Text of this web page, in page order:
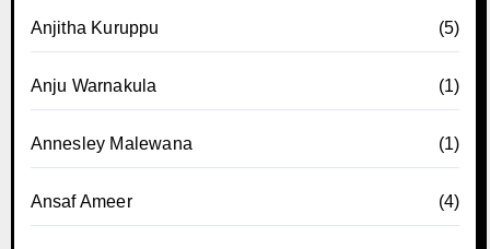
Anjitha Kuruppu (5)
Anju Warnakula (1)
Annesley Malewana (1)
Ansaf Ameer (4)